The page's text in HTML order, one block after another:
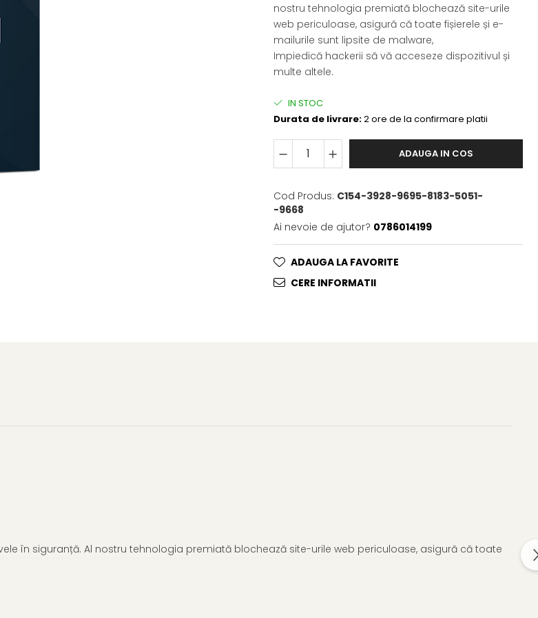
nostru tehnologia premiată blochează site-urile
web periculoase, asigură că toate fișierele și e-
mailurile sunt lipsite de malware,
Impiedică hackerii să vă acceseze dispozitivul și
multe altele.
IN STOC
Durata de livrare:2 ore de la confirmare platii
ADAUGA IN COS
Cod Produs: C154-3928-9695-8183-5051-
-9668
Ai nevoie de ajutor? 0786014199
ADAUGA LA FAVORITE
CERE INFORMATII
în siguranță. Al nostru tehnologia premiată blochează site-urile web periculoase, asigură că toate